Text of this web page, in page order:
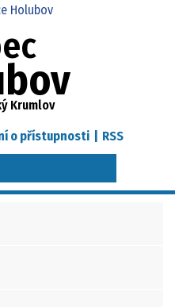
Krumlov
o přístupnosti RSS